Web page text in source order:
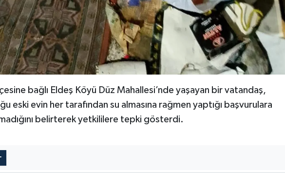
ilçesine bağlı Eldeş Köyü Düz Mahallesi’nde yaşayan bir vatandaş,
eski evin her tarafından su almasına rağmen yaptığı başvurulara
belirterek yetkililere tepki gösterdi.